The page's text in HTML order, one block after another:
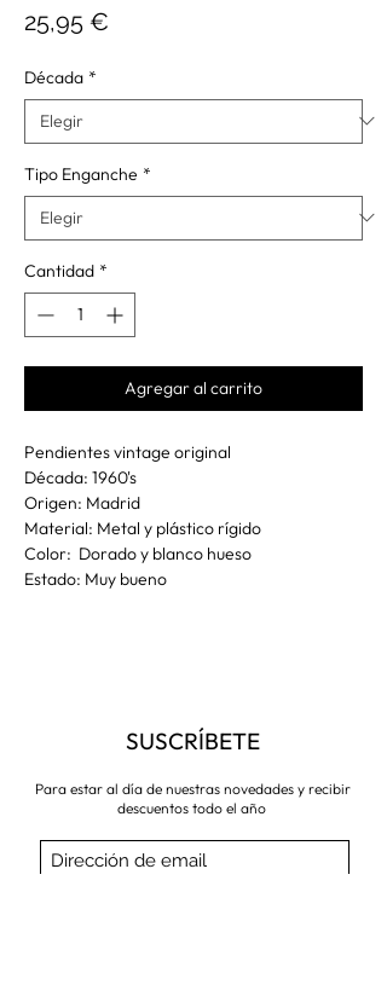
25,95 €
Década *
Tipo Enganche *
Cantidad *
Agregar al carrito
Pendientes vintage original
Década: 1960's
Origen: Madrid
Material: Metal y plástico rígido
Color: Dorado y blanco hueso
Estado: Muy bueno
SUSCRÍBETE
Para estar al día de nuestras novedades y recibir
descuentos todo el año